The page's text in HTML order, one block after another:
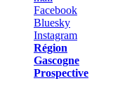
Région
Gascogne
Prospective